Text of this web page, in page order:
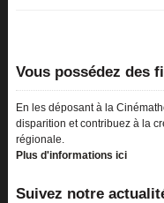
Vous possédez des
En les déposant à la
disparition et contribuez à la
régionale.
Plus d'informations ici
Suivez notre